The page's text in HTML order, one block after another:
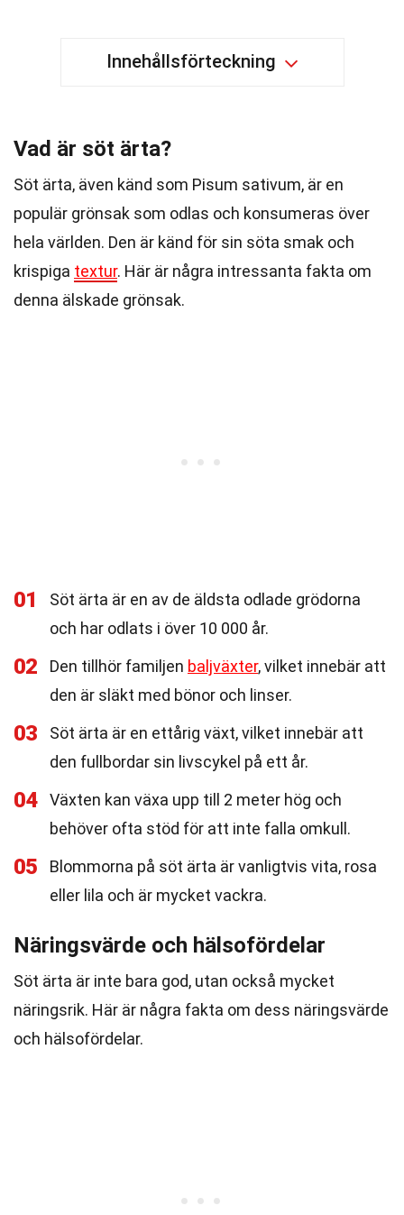
Innehållsförteckning
Vad är söt ärta?
Söt ärta, även känd som Pisum sativum, är en
populär grönsak som odlas och konsumeras över
hela världen. Den är känd för sin söta smak och
krispiga textur. Här är några intressanta fakta om
denna älskade grönsak.
01
Söt ärta är en av de äldsta odlade grödorna
och har odlats i över 10 000 år.
02 Den tillhör familjen baljväxter, vilket innebär att
den är släkt med bönor och linser.
03
Söt ärta är en ettårig växt, vilket innebär att
den fullbordar sin livscykel på ett år.
04
Växten kan växa upp till 2 meter hög och
behöver ofta stöd för att inte falla omkull.
05
Blommorna på söt ärta är vanligtvis vita, rosa
eller lila och är mycket vackra.
Näringsvärde och hälsofördelar
Söt ärta är inte bara god, utan också mycket
näringsrik. Här är några fakta om dess näringsvärde
och hälsofördelar.